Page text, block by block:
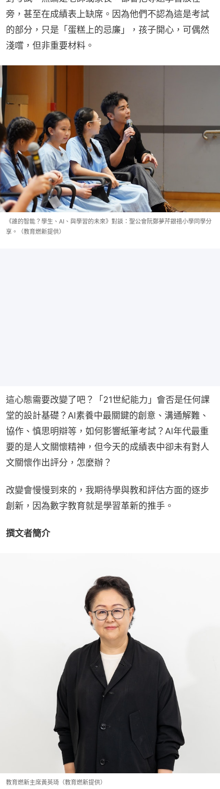
旁，甚至在成績表上缺席。因為他們不認為這是考試
的部分，只是「蛋糕上的忌廉」，孩子開心，可偶然
淺嚐，但非重要材料。
《誰的智能？學生、AI、與學習的未來》對談：聖公會阮鄭夢芹銀禧小學同學分
享。（教育燃新提供）
這心態需要改變了吧？「21世紀能力」會否是任何課
堂的設計基礎？AI素養中最關鍵的創意、溝通解難、
協作、慎思明辯等，如何影響紙筆考試？AI年代最重
要的是人文關懷精神，但今天的成績表中卻未有對人
文關懷作出評分，怎麼辦？
改變會慢慢到來的，我期待學與教和評估方面的逐步
創新，因為數字教育就是學習革新的推手。
撰文者簡介
教育燃新主席黃英琦（教育燃新提供）